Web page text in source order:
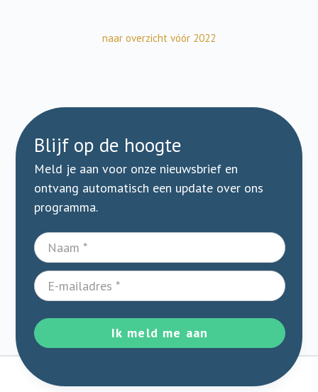
naar overzicht vóór 2022
Blijf op de hoogte
Meld je aan voor onze nieuwsbrief en
ontvang automatisch een update over ons
programma.
Ik meld me aan